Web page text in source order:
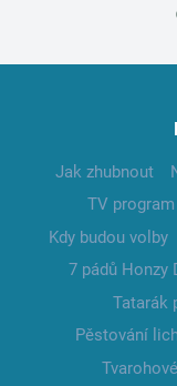
Jak zhubnout
TV program
Kdy budou volby
7 pádů Honzy
Tatarák
Pěstování